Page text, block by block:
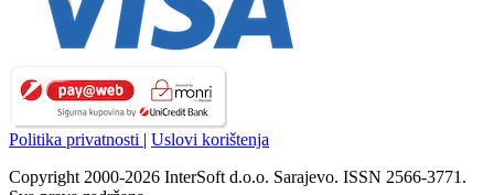
Politika privatnosti | Uslovi korištenja
Copyright 2000-2026 InterSoft d.o.o. Sarajevo. ISSN 2566-3771.